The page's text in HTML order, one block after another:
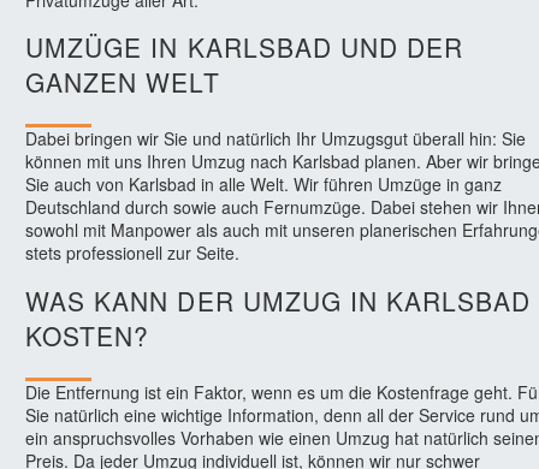
UMZÜGE IN KARLSBAD UND DER
GANZEN WELT
Dabei bringen wir Sie und natürlich Ihr Umzugsgut überall hin: Sie
können mit uns Ihren Umzug nach Karlsbad planen. Aber wir
Sie auch von Karlsbad in alle Welt. Wir führen Umzüge in ganz
Deutschland durch sowie auch Fernumzüge. Dabei stehen wir
sowohl mit Manpower als auch mit unseren planerischen
stets professionell zur Seite.
WAS KANN DER UMZUG IN KARLSBAD
KOSTEN?
Die Entfernung ist ein Faktor, wenn es um die Kostenfrage geht.
Sie natürlich eine wichtige Information, denn all der Service rund
ein anspruchsvolles Vorhaben wie einen Umzug hat natürlich
Preis. Da jeder Umzug individuell ist, können wir nur schwer